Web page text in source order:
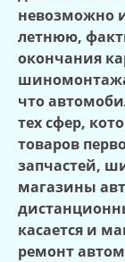
невозможно
летнюю,
окончания
что
тех сфер,
товаров
запчастей,
магазины
касается и
ремонт